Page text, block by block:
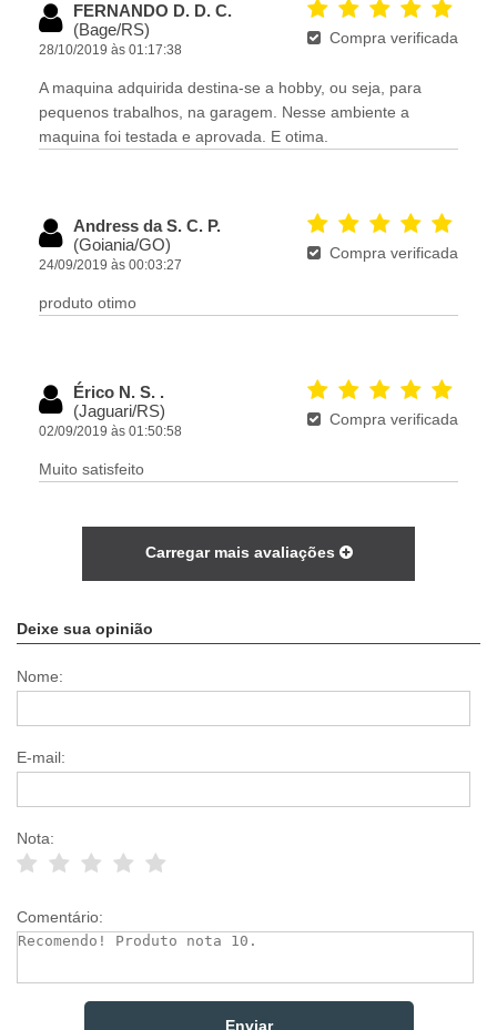
FERNANDO D. D. C.
(Bage/RS)
28/10/2019 às 01:17:38
Compra verificada
A maquina adquirida destina-se a hobby, ou seja, para
pequenos trabalhos, na garagem. Nesse ambiente a
maquina foi testada e aprovada. E otima.
Andress da S. C. P.
(Goiania/GO)
24/09/2019 às 00:03:27
Compra verificada
produto otimo
Érico N. S. .
(Jaguari/RS)
02/09/2019 às 01:50:58
Compra verificada
Muito satisfeito
Carregar mais avaliações
Deixe sua opinião
Nome:
E-mail:
Nota:
Comentário: